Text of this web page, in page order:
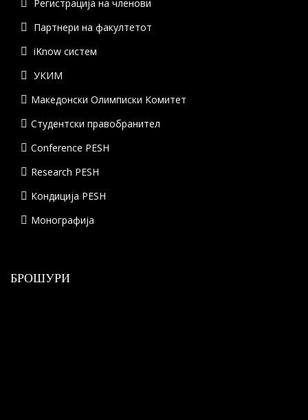
Регистрација на членови
Партнери на факултетот
iKnow систем
УКИМ
Македонски Олимписки Комитет
Студентски правобранител
Conference PESH
Research PESH
Кондиција PESH
Монографија
БРОШУРИ